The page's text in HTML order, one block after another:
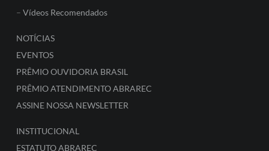
– Vídeos Recomendados
NOTÍCIAS
EVENTOS
PRÊMIO OUVIDORIA BRASIL
PRÊMIO ATENDIMENTO ABRAREC
ASSINE NOSSA NEWSLETTER
INSTITUCIONAL
ESTATUTO ABRAREC